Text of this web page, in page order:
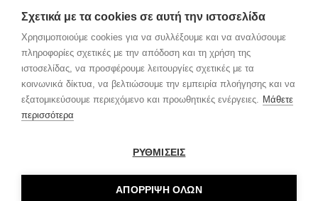
COPYRIGHT ©
2023 DESIGN
BYXIT
0260E60000526000
Σχετικά με τα cookies σε αυτή την ιστοσελίδα
Χρησιμοποιούμε cookies για να συλλέξουμε και να αναλύσουμε
πληροφορίες σχετικές με την απόδοση και τη χρήση της
ιστοσελίδας, να προσφέρουμε λειτουργίες σχετικές με τα
κοινωνικά δίκτυα, να βελτιώσουμε την εμπειρία πλοήγησης και να
εξατομικεύσουμε περιεχόμενο και προωθητικές ενέργειες. Μάθετε
περισσότερα
ΡΥΘΜΙΣΕΙΣ
ΑΠΟΡΡΙΨΗ ΟΛΩΝ